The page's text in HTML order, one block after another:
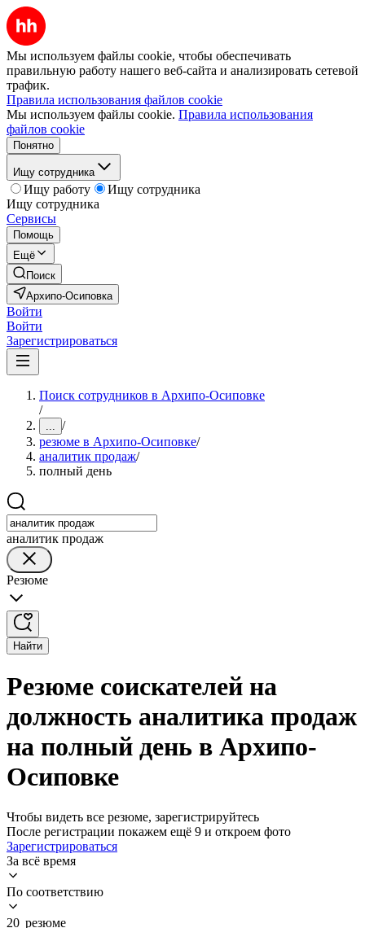
Мы используем файлы cookie, чтобы обеспечивать
правильную работу нашего веб-сайта и анализировать сетевой
трафик.
Правила использования файлов cookie
Мы используем файлы cookie. Правила использования
файлов cookie
Понятно
Ищу сотрудника
Ищу работу
Ищу сотрудника
Ищу сотрудника
Сервисы
Помощь
Ещё
Поиск
Архипо-Осиповка
Войти
Войти
Зарегистрироваться
Поиск сотрудников в Архипо-Осиповке
/
... /
резюме в Архипо-Осиповке/
аналитик продаж/
полный день
аналитик продаж
Резюме
Найти
Резюме соискателей на
должность аналитика продаж
на полный день в Архипо-
Осиповке
Чтобы видеть все резюме, зарегистрируйтесь
После регистрации покажем ещё 9 и откроем фото
Зарегистрироваться
За всё время
По соответствию
20 резюме